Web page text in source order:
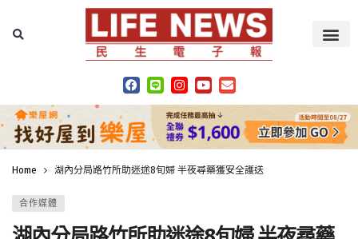
Home 湖內分局路竹所助迷途8旬婦 半夜尋藥獲安全護送
合作媒體